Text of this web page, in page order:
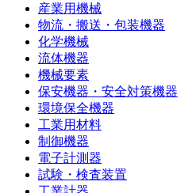
産業用機械
物流・搬送・包装機器
化学機械
流体機器
機械要素
保安機器・安全対策機器
環境保全機器
工業用材料
制御機器
電子計測器
試験・検査装置